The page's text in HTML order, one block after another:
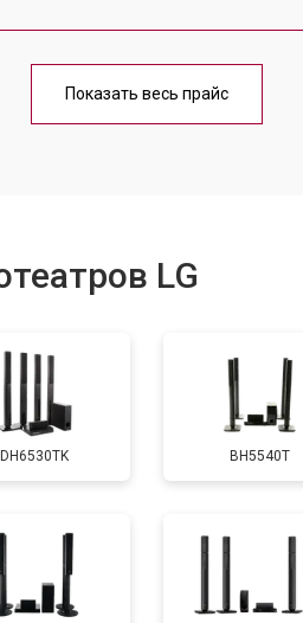
от 100 мин
Показать весь прайс
LG
DH6530TK BH5540T